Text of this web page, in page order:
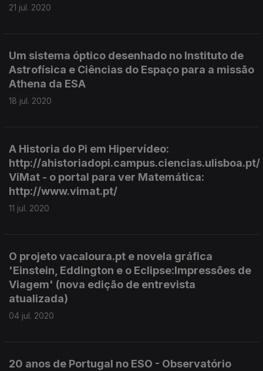
21 jul. 2020
Um sistema óptico desenhado no Instituto de
Astrofísica e Ciências do Espaço para a missão
Athena da ESA
18 jul. 2020
A Historia do Pi em Hipervídeo:
http://ahistoriadopi.campus.ciencias.ulisboa.pt/
ViMat - o portal para ver Matemática:
http://www.vimat.pt/
11 jul. 2020
O projeto vacaloura.pt e novela gráfica
'Einstein, Eddington e o Eclipse:Impressões de
Viagem' (nova edição de entrevista
atualizada)
04 jul. 2020
20 anos de Portugal no ESO - Observatório